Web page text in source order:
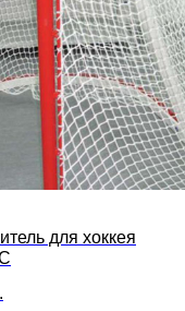
для хоккея